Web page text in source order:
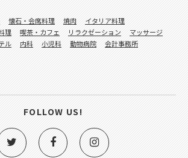
懐石・会席料理 焼肉
イタリア料理
理 喫茶・カフェ リラクゼーション
マッサージ
ル 内科 小児科 動物病院
会計事務所
FOLLOW US!